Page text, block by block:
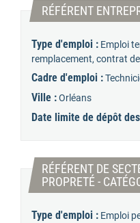
RÉFÉRENT
Type d'emploi : Emploi
remplacement, contrat
Cadre d'emploi :
Ville :Orléans
Date limite de dépôt
RÉFÉRENT DE
PROPRETÉ -
Type d'emploi : Emploi